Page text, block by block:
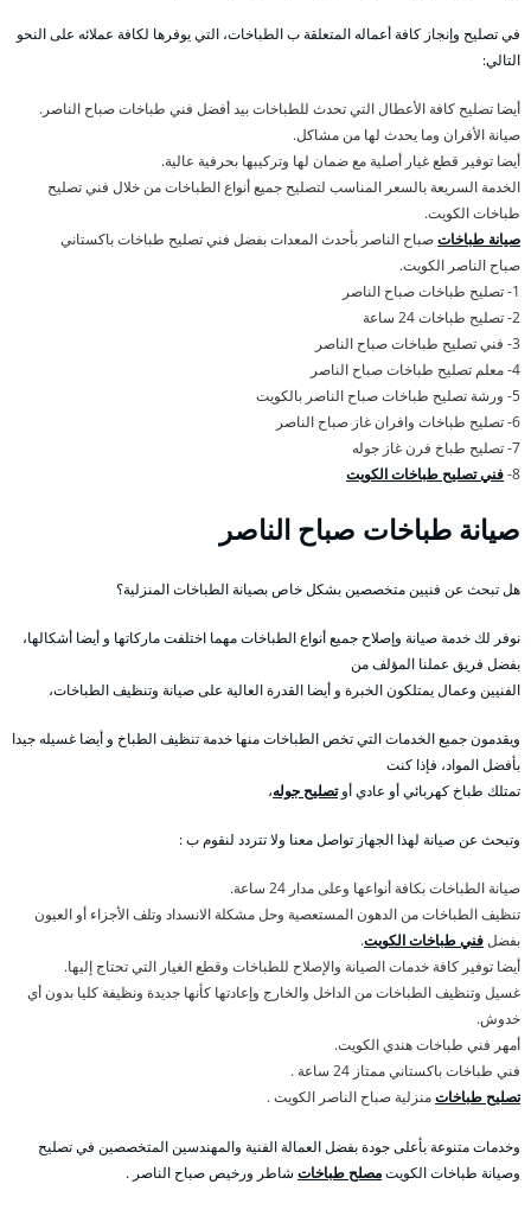
في تصليح وإنجاز كافة أعماله المتعلقة ب الطباخات، التي يوفرها لكافة عملائه على النحو
التالي:
أيضا تصليح كافة الأعطال التي تحدث للطباخات بيد أفضل فني طباخات صباح الناصر.
صيانة الأفران وما يحدث لها من مشاكل.
أيضا توفير قطع غيار أصلية مع ضمان لها وتركيبها بحرفية عالية.
الخدمة السريعة بالسعر المناسب لتصليح جميع أنواع الطباخات من خلال فني تصليح
طباخات الكويت.
صيانة طباخاتصباح الناصر بأحدث المعدات بفضل فني تصليح طباخات باكستاني
صباح الناصر الكويت.
1- تصليح طباخات صباح الناصر
2- تصليح طباخات 24 ساعة
3- فني تصليح طباخات صباح الناصر
4- معلم تصليح طباخات صباح الناصر
5- ورشة تصليح طباخات صباح الناصر بالكويت
6- تصليح طباخات وافران غاز صباح الناصر
7- تصليح طباخ فرن غاز جوله
8- فني تصليح طباخات الكويت
صيانة طباخات صباح الناصر
هل تبحث عن فنيين متخصصين بشكل خاص بصيانة الطباخات المنزلية؟
نوفر لك خدمة صيانة وإصلاح جميع أنواع الطباخات مهما اختلفت ماركاتها و أيضا أشكالها،
بفضل فريق عملنا المؤلف من
الفنيين وعمال يمتلكون الخبرة و أيضا القدرة العالية على صيانة وتنظيف الطباخات،
ويقدمون جميع الخدمات التي تخص الطباخات منها خدمة تنظيف الطباخ و أيضا غسيله جيدا
بأفضل المواد، فإذا كنت
تمتلك طباخ كهربائي أو عادي أوتصليح جوله،
وتبحث عن صيانة لهذا الجهاز تواصل معنا ولا تتردد لنقوم ب :
صيانة الطباخات بكافة أنواعها وعلى مدار 24 ساعة.
تنظيف الطباخات من الدهون المستعصية وحل مشكلة الانسداد وتلف الأجزاء أو العيون
بفضلفني طباخات الكويت.
أيضا توفير كافة خدمات الصيانة والإصلاح للطباخات وقطع الغيار التي تحتاج إليها.
غسيل وتنظيف الطباخات من الداخل والخارج وإعادتها كأنها جديدة ونظيفة كليا بدون أي
خدوش.
أمهر فني طباخات هندي الكويت.
فني طباخات باكستاني ممتاز 24 ساعة .
تصليح طباخاتمنزلية صباح الناصر الكويت .
وخدمات متنوعة بأعلى جودة بفضل العمالة الفنية والمهندسين المتخصصين في تصليح
وصيانة طباخات الكويتمصلح طباخات شاطر ورخيص صباح الناصر .